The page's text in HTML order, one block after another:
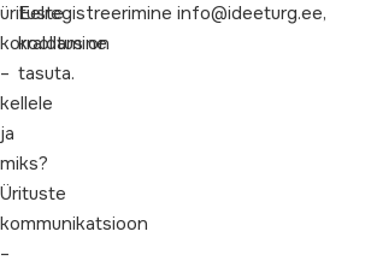
ürituste
korraldamine
–
kellele
ja
miks?
Ürituste
kommunikatsioon
–
Eelregistreerimine info@ideeturg.ee,
koolitus on
tasuta.